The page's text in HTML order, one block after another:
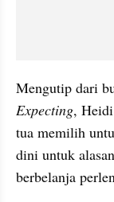
Mengutip dari
Expecting,
tua memilih
dini untuk
berbelanja